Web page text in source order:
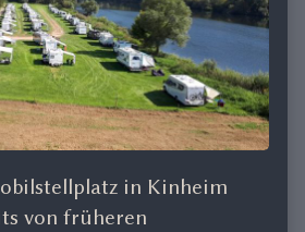
in Kinheim
von früheren